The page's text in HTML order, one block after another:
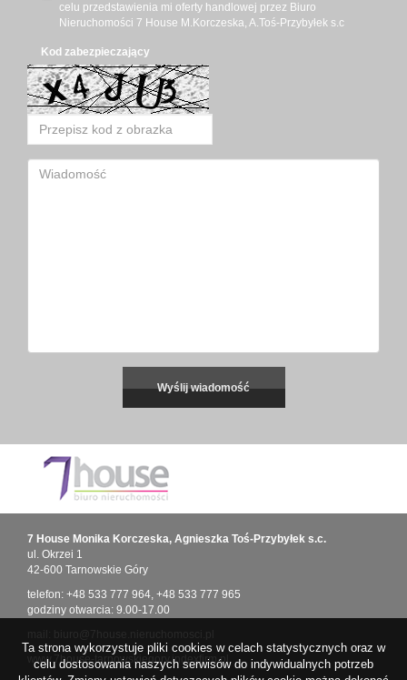
celu przedstawienia mi oferty handlowej przez Biuro
Nieruchomości 7 House M.Korczeska, A.Toś-Przybyłek s.c
Kod zabezpieczający
7 House Monika Korczeska, Agnieszka Toś-Przybyłek s.c.
ul. Okrzei 1
42-600 Tarnowskie Góry
telefon: +48 533 777 964, +48 533 777 965
godziny otwarcia: 9.00-17.00
www.7house-tarnowskiegory.indexfirm.pl
Ta strona wykorzystuje pliki cookies w celach statystycznych oraz w
celu dostosowania naszych serwisów do indywidualnych potrzeb